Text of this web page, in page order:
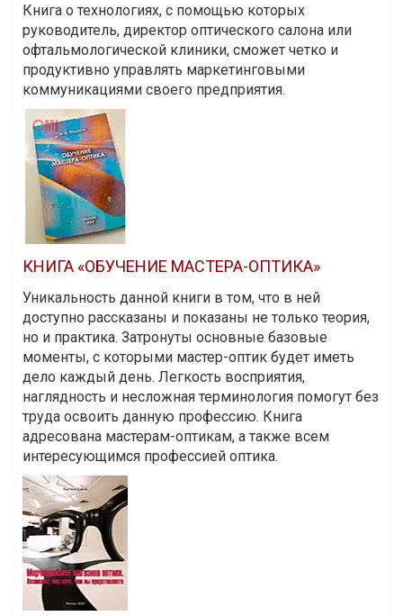
Книга о технологиях, с помощью которых
руководитель, директор оптического салона или
офтальмологической клиники, сможет четко и
продуктивно управлять маркетинговыми
коммуникациями своего предприятия.
КНИГА «ОБУЧЕНИЕ МАСТЕРА-ОПТИКА»
Уникальность данной книги в том, что в ней
доступно рассказаны и показаны не только теория,
но и практика. Затронуты основные базовые
моменты, с которыми мастер-оптик будет иметь
дело каждый день. Легкость восприятия,
наглядность и несложная терминология помогут без
труда освоить данную профессию. Книга
адресована мастерам-оптикам, а также всем
интересующимся профессией оптика.